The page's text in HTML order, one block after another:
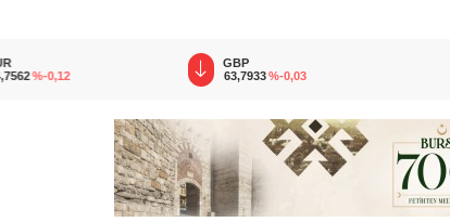
%-0,12
GBP
63,7933%-0,03